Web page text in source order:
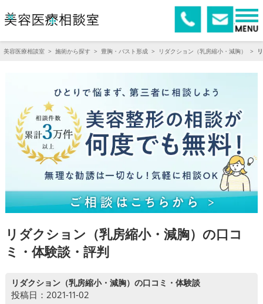
美容医療相談室 > 施術から探す > 豊胸・バスト形成 > リダクション（乳房縮小・減胸） >
リダクション（乳房縮小・減胸）の口コ
ミ・体験談・評判
リダクション（乳房縮小・減胸）の口コミ・体験談
投稿日：2021-11-02